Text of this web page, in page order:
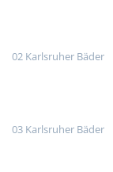
02 Karlsruher Bäder
03 Karlsruher Bäder